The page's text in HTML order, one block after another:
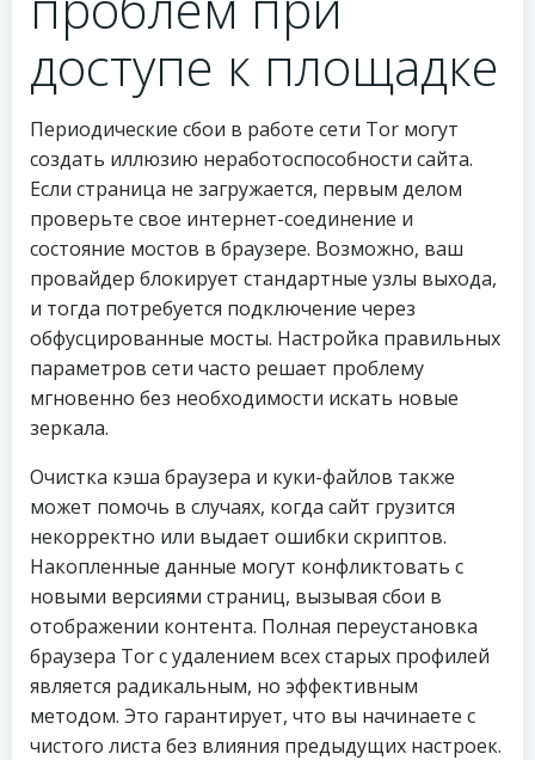
доступе к площадке
Периодические сбои в работе сети Tor могут
создать иллюзию неработоспособности сайта.
Если страница не загружается, первым делом
проверьте свое интернет-соединение и
состояние мостов в браузере. Возможно, ваш
провайдер блокирует стандартные узлы выхода,
и тогда потребуется подключение через
обфусцированные мосты. Настройка правильных
параметров сети часто решает проблему
мгновенно без необходимости искать новые
зеркала.
Очистка кэша браузера и куки-файлов также
может помочь в случаях, когда сайт грузится
некорректно или выдает ошибки скриптов.
Накопленные данные могут конфликтовать с
новыми версиями страниц, вызывая сбои в
отображении контента. Полная переустановка
браузера Tor с удалением всех старых профилей
является радикальным, но эффективным
методом. Это гарантирует, что вы начинаете с
чистого листа без влияния предыдущих настроек.